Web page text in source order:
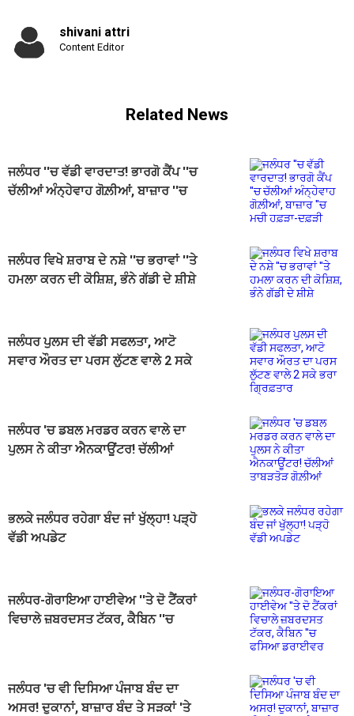
shivani attri
Content Editor
Related News
ਜਲੰਧਰ ''ਚ ਵੱਡੀ ਵਾਰਦਾਤ! ਭਾਰਗੋ ਕੈਂਪ ''ਚ
ਚੱਲੀਆਂ ਅੰਨ੍ਹੇਵਾਹ ਗੋਲ਼ੀਆਂ, ਬਾਜ਼ਾਰ ''ਚ
ਜਲੰਧਰ ਵਿਖੇ ਸ਼ਰਾਬ ਦੇ ਨਸ਼ੇ ''ਚ ਭਰਾਵਾਂ ''ਤੇ
ਹਮਲਾ ਕਰਨ ਦੀ ਕੋਸ਼ਿਸ਼, ਭੰਨੇ ਗੱਡੀ ਦੇ ਸ਼ੀਸ਼ੇ
ਜਲੰਧਰ ਪੁਲਸ ਦੀ ਵੱਡੀ ਸਫਲਤਾ, ਆਟੋ
ਸਵਾਰ ਔਰਤ ਦਾ ਪਰਸ ਲੁੱਟਣ ਵਾਲੇ 2 ਸਕੇ
ਜਲੰਧਰ 'ਚ ਡਬਲ ਮਰਡਰ ਕਰਨ ਵਾਲੇ ਦਾ
ਪੁਲਸ ਨੇ ਕੀਤਾ ਐਨਕਾਊਂਟਰ! ਚੱਲੀਆਂ
ਭਲਕੇ ਜਲੰਧਰ ਰਹੇਗਾ ਬੰਦ ਜਾਂ ਖੁੱਲ੍ਹਾ! ਪੜ੍ਹੋ
ਵੱਡੀ ਅਪਡੇਟ
ਜਲੰਧਰ-ਗੋਰਾਇਆ ਹਾਈਵੇਅ ''ਤੇ ਦੋ ਟੈਂਕਰਾਂ
ਵਿਚਾਲੇ ਜ਼ਬਰਦਸਤ ਟੱਕਰ, ਕੈਬਿਨ ''ਚ
ਜਲੰਧਰ 'ਚ ਵੀ ਦਿਸਿਆ ਪੰਜਾਬ ਬੰਦ ਦਾ
ਅਸਰ! ਦੁਕਾਨਾਂ, ਬਾਜ਼ਾਰ ਬੰਦ ਤੇ ਸੜਕਾਂ 'ਤੇ